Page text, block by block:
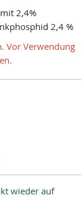
2,4%
2,4 %
Vor Verwendung
wieder auf